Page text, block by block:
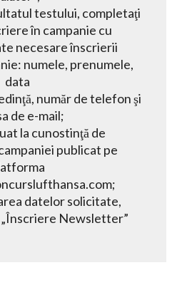
testului, completaţi
în campanie cu
necesare înscrierii
numele, prenumele,
data
număr de telefon şi
de e-mail;
la cunostinţă de
publicat pe
datelor solicitate,
Newsletter”